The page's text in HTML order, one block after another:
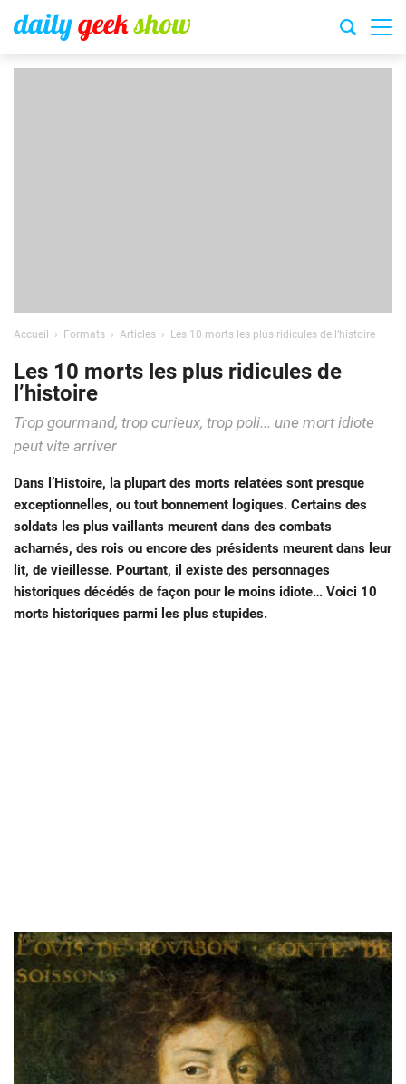
Accueil Formats Articles Les 10 morts les plus ridicules de l’histoire
Les 10 morts les plus ridicules de
l’histoire
Trop gourmand, trop curieux, trop poli... une mort idiote
peut vite arriver
Dans l’Histoire, la plupart des morts relatées sont presque
exceptionnelles, ou tout bonnement logiques. Certains des
soldats les plus vaillants meurent dans des combats
acharnés, des rois ou encore des présidents meurent dans leur
lit, de vieillesse. Pourtant, il existe des personnages
historiques décédés de façon pour le moins idiote… Voici 10
morts historiques parmi les plus stupides.